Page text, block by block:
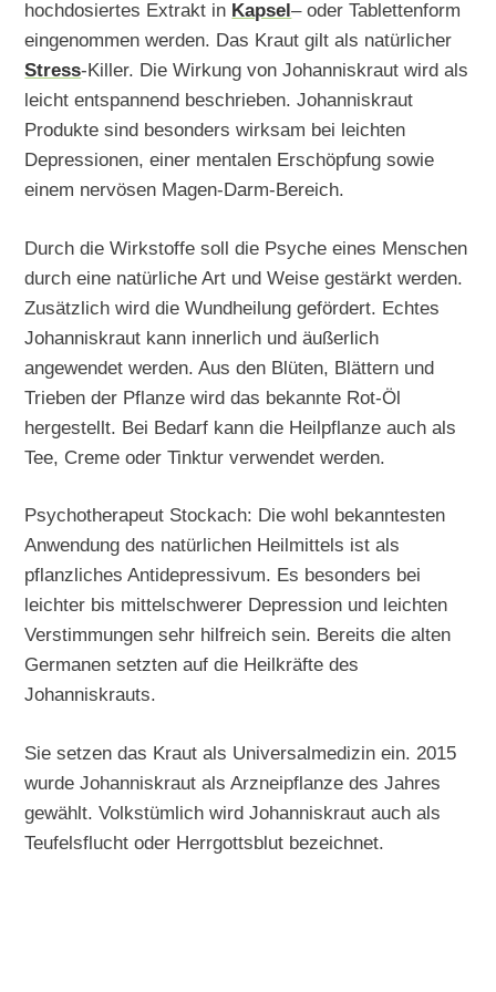
hochdosiertes Extrakt in Kapsel– oder Tablettenform
eingenommen werden. Das Kraut gilt als natürlicher
Stress-Killer. Die Wirkung von Johanniskraut wird als
leicht entspannend beschrieben. Johanniskraut
Produkte sind besonders wirksam bei leichten
Depressionen, einer mentalen Erschöpfung sowie
einem nervösen Magen-Darm-Bereich.
Durch die Wirkstoffe soll die Psyche eines Menschen
durch eine natürliche Art und Weise gestärkt werden.
Zusätzlich wird die Wundheilung gefördert. Echtes
Johanniskraut kann innerlich und äußerlich
angewendet werden. Aus den Blüten, Blättern und
Trieben der Pflanze wird das bekannte Rot-Öl
hergestellt. Bei Bedarf kann die Heilpflanze auch als
Tee, Creme oder Tinktur verwendet werden.
Psychotherapeut Stockach: Die wohl bekanntesten
Anwendung des natürlichen Heilmittels ist als
pflanzliches Antidepressivum. Es besonders bei
leichter bis mittelschwerer Depression und leichten
Verstimmungen sehr hilfreich sein. Bereits die alten
Germanen setzten auf die Heilkräfte des
Johanniskrauts.
Sie setzen das Kraut als Universalmedizin ein. 2015
wurde Johanniskraut als Arzneipflanze des Jahres
gewählt. Volkstümlich wird Johanniskraut auch als
Teufelsflucht oder Herrgottsblut bezeichnet.